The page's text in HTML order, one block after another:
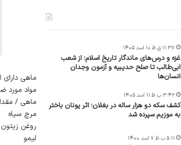
ماهی
مواد مورد
ماهی /
مرچ سیاه
روغن زیتون
لیمو
غزه و درس‌های ماندگار تاریخ اسلام؛ از شعب
ابی‌طالب تا صلح حدیبیه و آزمون وجدان
انسان‌ها
۱۱:۳۷ ق.ظ ۱۰ اسد ۱۴۰۵
کشف سکه دو هزار ساله در بغلان؛ اثر یونان باختر
به موزیم سپرده شد
۳:۴۲ ب.ظ ۱۱ اسد ۱۴۰۵
۵:۱۱ ب.ظ ۷ اسد ۱۴۰۰